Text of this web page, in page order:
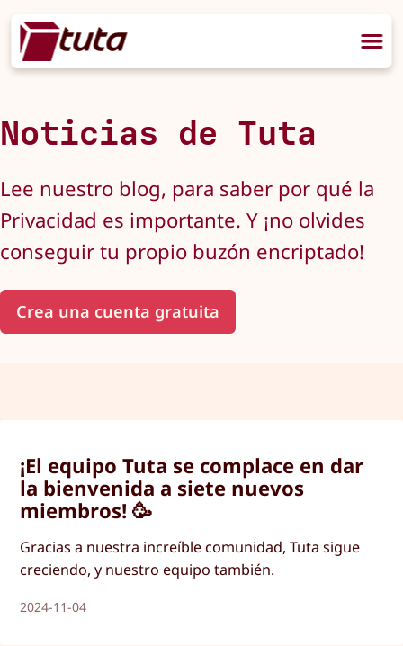
Noticias de Tuta
Lee nuestro blog, para saber por qué la
Privacidad es importante. Y ¡no olvides
conseguir tu propio buzón encriptado!
Crea una cuenta gratuita
¡El equipo Tuta se complace en dar
la bienvenida a siete nuevos
miembros! 🥳
Gracias a nuestra increíble comunidad, Tuta sigue
creciendo, y nuestro equipo también.
2024-11-04